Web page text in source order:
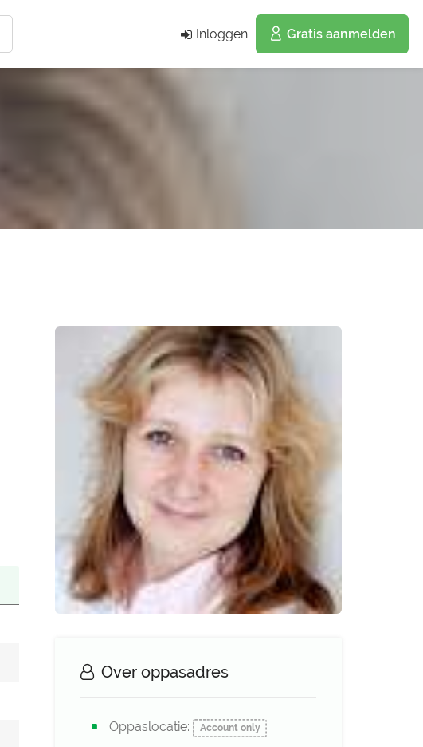
Inloggen Gratis aanmelden
Over oppasadres
Oppaslocatie: Account only